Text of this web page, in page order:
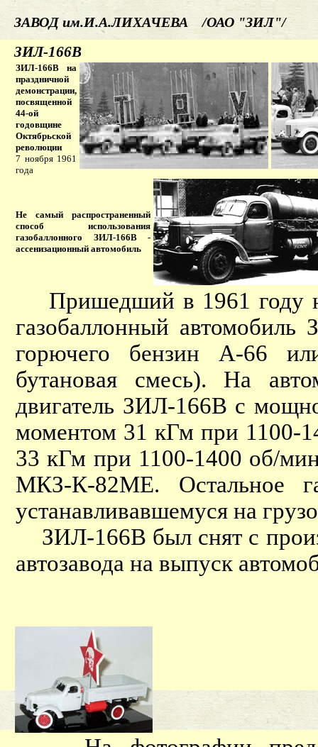
ЗАВОД им.И.А.ЛИХАЧЕВА /ОАО "ЗИЛ"/
ЗИЛ-166В
ЗИЛ-166В на
праздничной
демонстрации,
посвященной
44-ой
годовщине
Октябрьской
революции
7 ноября 1961
года
Не самый распространенный
способ использования
газобаллонного ЗИЛ-166В -
ассенизационный автомобиль
Пришедший в 1961 году
газобаллонный автомобиль
горючего бензин А-66
бутановая смесь). На
двигатель ЗИЛ-166В с
моментом 31 кГм при 1100-
33 кГм при 1100-1400 об/
МКЗ-К-82МЕ. Остальное
устанавливавшемуся на
ЗИЛ-166В был снят с
автозавода на выпуск